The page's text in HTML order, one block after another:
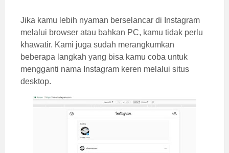
Jika kamu lebih nyaman berselancar di Instagram
melalui browser atau bahkan PC, kamu tidak perlu
khawatir. Kami juga sudah merangkumkan
beberapa langkah yang bisa kamu coba untuk
mengganti nama Instagram keren melalui situs
desktop.